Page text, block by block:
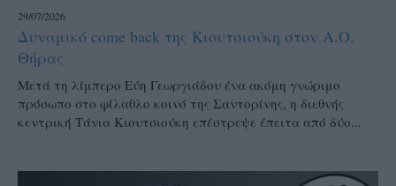
29/07/2026
Δυναμικό come back της Κιουτσιούκη στον Α.Ο.
Θήρας
Μετά τη λίμπερο Εύη Γεωργιάδου ένα ακόμη γνώριμο
πρόσωπο στο φίλαθλο κοινό της Σαντορίνης, η διεθνής
κεντρική Τάνια Κιουτσιούκη επέστρεψε έπειτα από δύο...